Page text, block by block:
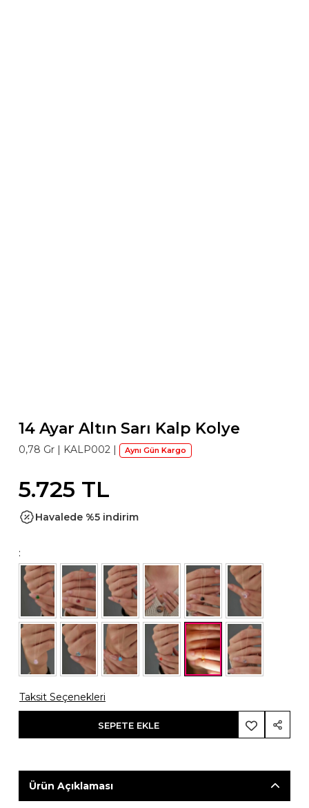
14 Ayar Altın Sarı Kalp Kolye
0,78 Gr | KALP002 Aynı Gün Kargo
5.725 TL
Havalede %5 indirim
:
Taksit Seçenekleri
SEPETE EKLE
Ürün Açıklaması